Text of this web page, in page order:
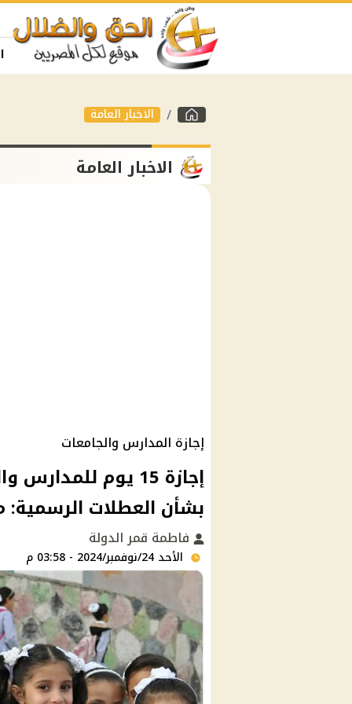
الاخبار العامة
الاخبار العامة
إجازة المدارس والجامعات
إجازة 15 يوم
بشأن العطلات
فاطمة قمر الدولة
الأحد 24/نوفمبر/2024 - 03:58 م